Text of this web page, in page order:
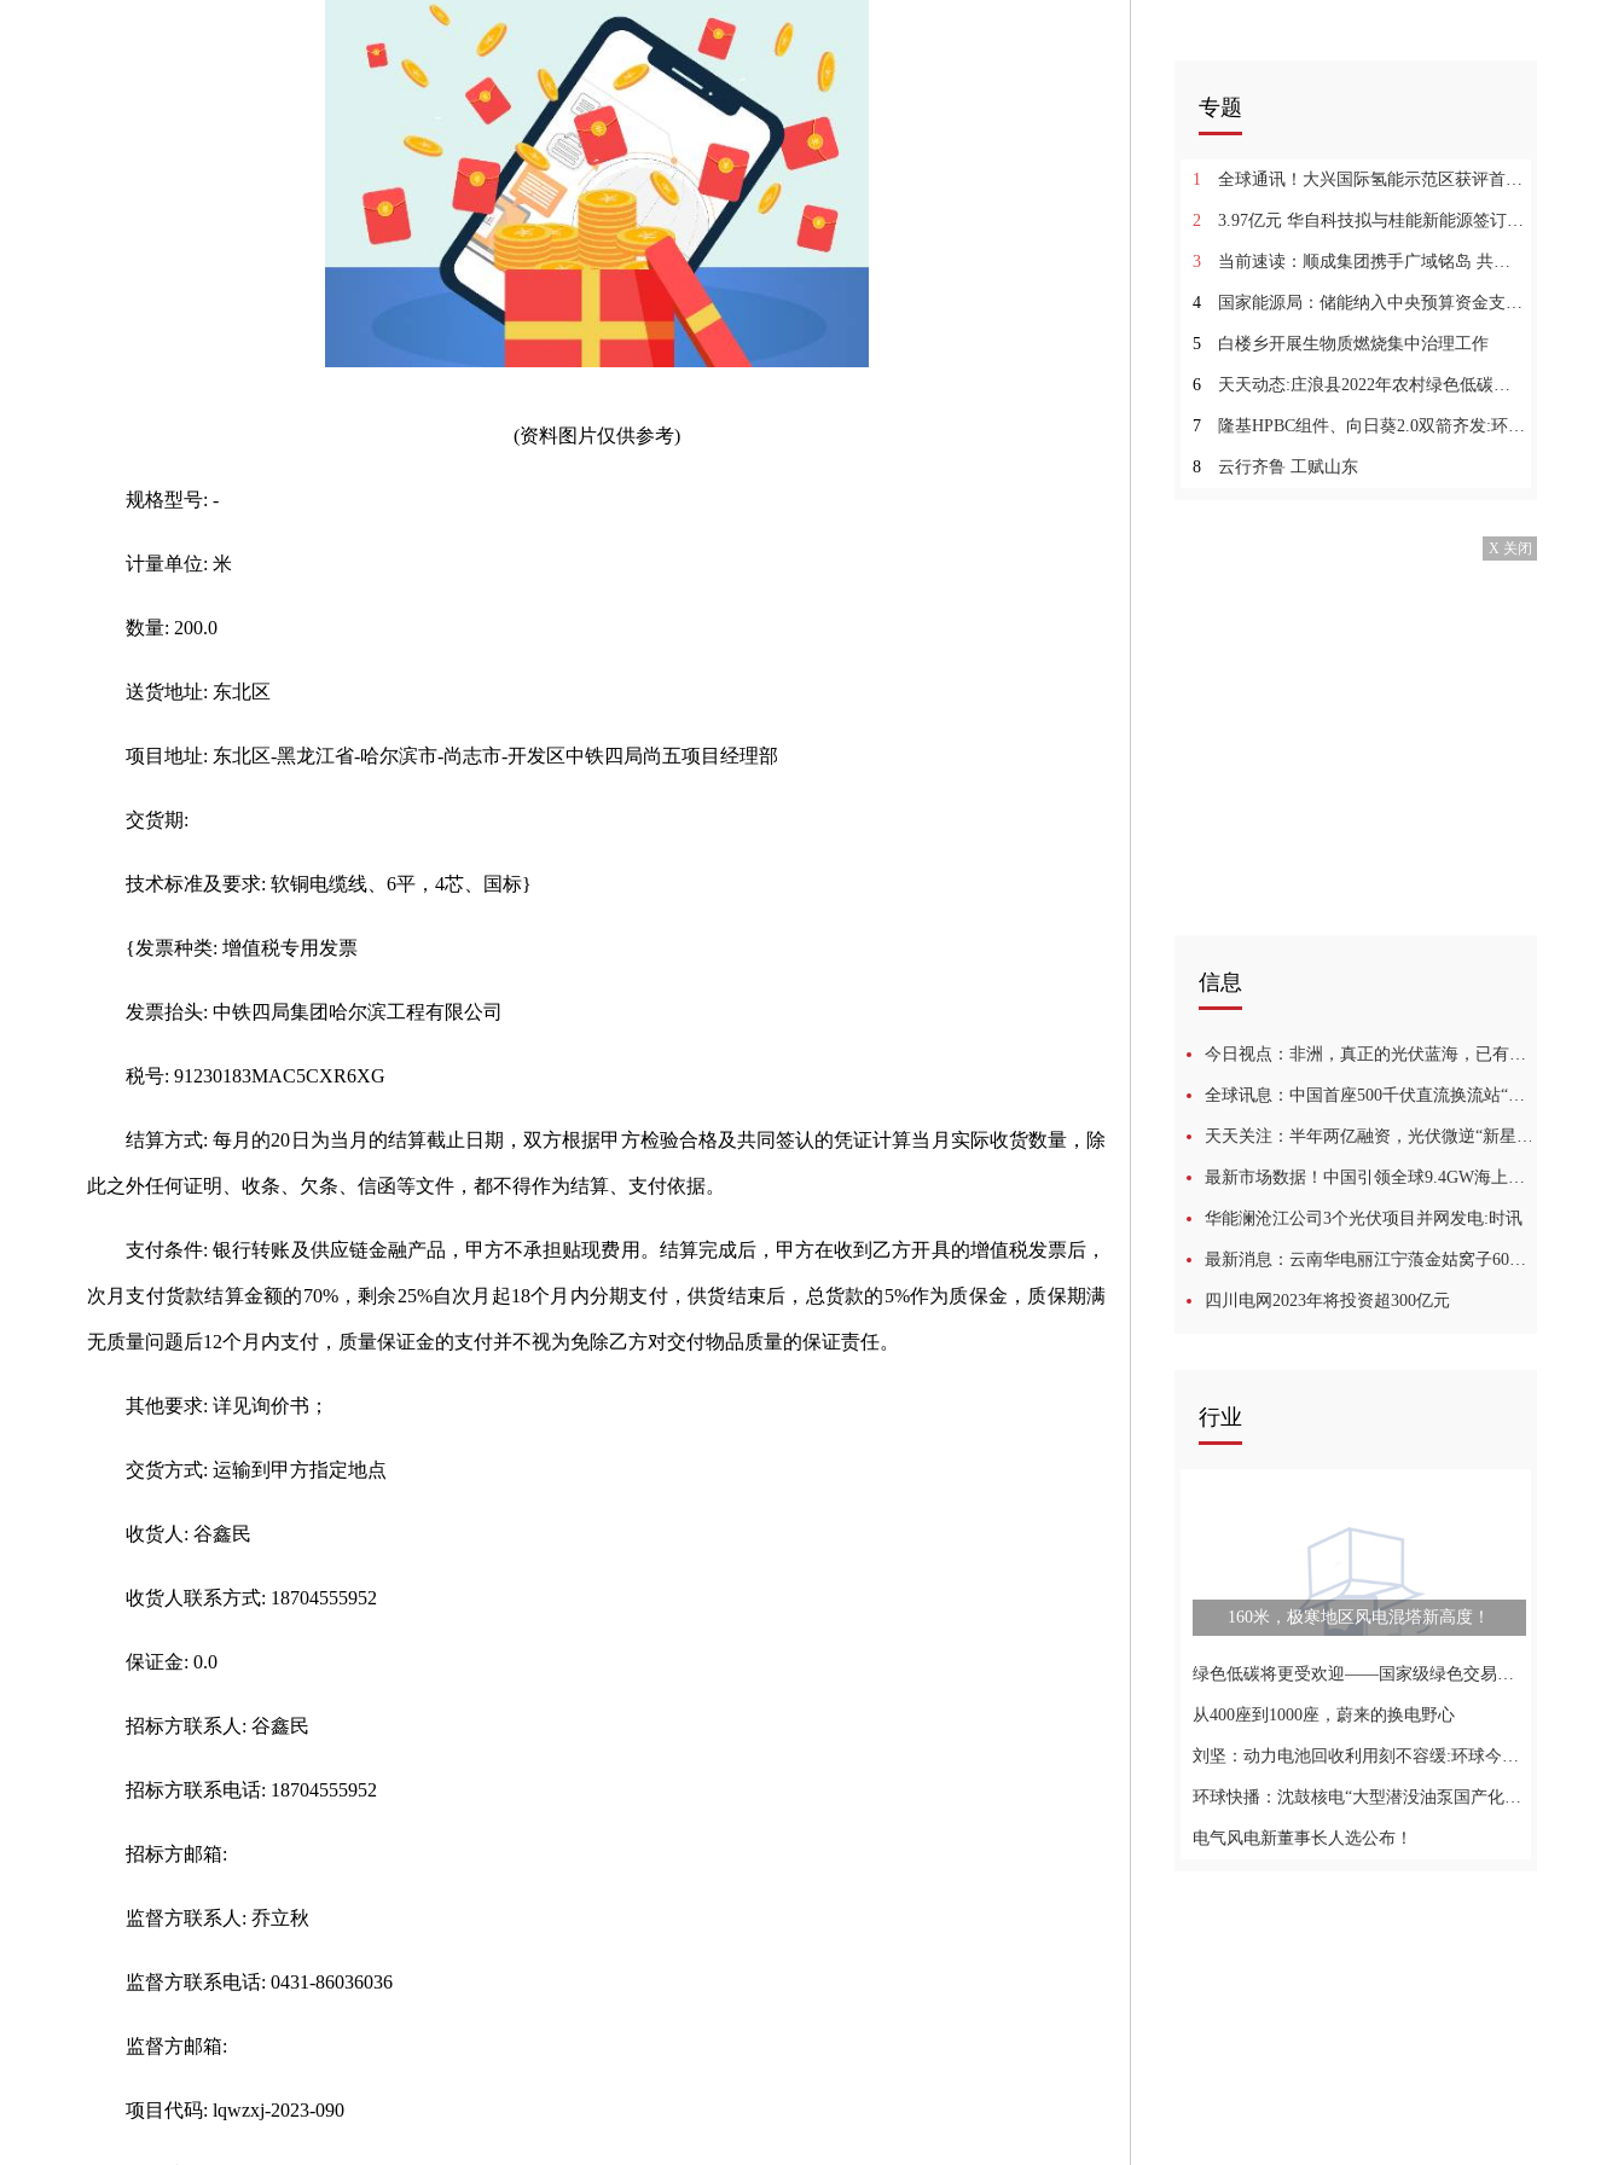
(资料图片仅供参考)
规格型号: -
计量单位: 米
数量: 200.0
送货地址: 东北区
项目地址: 东北区-黑龙江省-哈尔滨市-尚志市-开发区中铁四局尚五项目经理部
交货期:
技术标准及要求: 软铜电缆线、6平，4芯、国标}
{发票种类: 增值税专用发票
发票抬头: 中铁四局集团哈尔滨工程有限公司
税号: 91230183MAC5CXR6XG
结算方式: 每月的20日为当月的结算截止日期，双方根据甲方检验合格及共同签认的凭证计算当月实际收货数量，除
此之外任何证明、收条、欠条、信函等文件，都不得作为结算、支付依据。
支付条件: 银行转账及供应链金融产品，甲方不承担贴现费用。结算完成后，甲方在收到乙方开具的增值税发票后，
次月支付货款结算金额的70%，剩余25%自次月起18个月内分期支付，供货结束后，总货款的5%作为质保金，质保期满
无质量问题后12个月内支付，质量保证金的支付并不视为免除乙方对交付物品质量的保证责任。
其他要求: 详见询价书；
交货方式: 运输到甲方指定地点
收货人: 谷鑫民
收货人联系方式: 18704555952
保证金: 0.0
招标方联系人: 谷鑫民
招标方联系电话: 18704555952
招标方邮箱:
监督方联系人: 乔立秋
监督方联系电话: 0431-86036036
监督方邮箱:
项目代码: lqwzxj-2023-090
专题
1 全球通讯！大兴国际氢能示范区获评首批北京市十大高品质园区
2 3.97亿元 华自科技拟与桂能新能源签订储能电站EPC工程总承包合同
3 当前速读：顺成集团携手广域铭岛 共同推动煤化工行业数字化节能降碳
4 国家能源局：储能纳入中央预算资金支持！高度重视并推进健全新型储能价格和市场机制 环球新消息
5 白楼乡开展生物质燃烧集中治理工作
6 天天动态:庄浪县2022年农村绿色低碳村庄示范项目完工公示
7 隆基HPBC组件、向日葵2.0双箭齐发:环球快看
8 云行齐鲁 工赋山东
X 关闭
信息
今日视点：非洲，真正的光伏蓝海，已有多家中国企业率先布局
全球讯息：中国首座500千伏直流换流站“焕新”改造进入攻坚冲刺阶段
天天关注：半年两亿融资，光伏微逆“新星”崛起
最新市场数据！中国引领全球9.4GW海上风电热潮
华能澜沧江公司3个光伏项目并网发电:时讯
最新消息：云南华电丽江宁蒗金姑窝子60MW复合型光电项目开工
四川电网2023年将投资超300亿元
行业
160米，极寒地区风电混塔新高度！
绿色低碳将更受欢迎——国家级绿色交易所建设在北京启动-世界实时
从400座到1000座，蔚来的换电野心
刘坚：动力电池回收利用刻不容缓:环球今热点
环球快播：沈鼓核电“大型潜没油泵国产化机组”产品样机通过中通协鉴定
电气风电新董事长人选公布！